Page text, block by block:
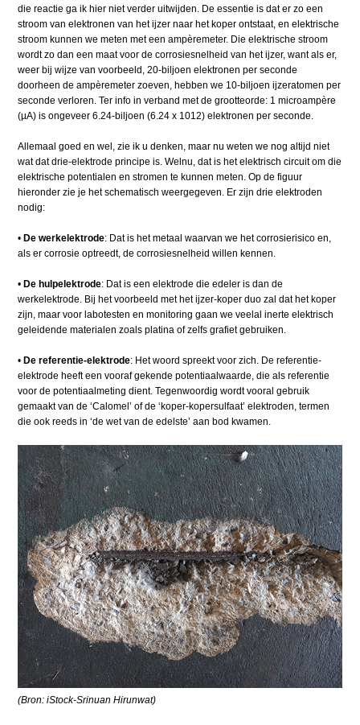
die reactie ga ik hier niet verder uitwijden. De essentie is dat er zo een
stroom van elektronen van het ijzer naar het koper ontstaat, en elektrische
stroom kunnen we meten met een ampèremeter. Die elektrische stroom
wordt zo dan een maat voor de corrosiesnelheid van het ijzer, want als er,
weer bij wijze van voorbeeld, 20-biljoen elektronen per seconde
doorheen de ampèremeter zoeven, hebben we 10-biljoen ijzeratomen per
seconde verloren. Ter info in verband met de grootteorde: 1 microampère
(µA) is ongeveer 6.24-biljoen (6.24 x 1012) elektronen per seconde.
Allemaal goed en wel, zie ik u denken, maar nu weten we nog altijd niet
wat dat drie-elektrode principe is. Welnu, dat is het elektrisch circuit om die
elektrische potentialen en stromen te kunnen meten. Op de figuur
hieronder zie je het schematisch weergegeven. Er zijn drie elektroden
nodig:
•​De werkelektrode: Dat is het metaal waarvan we het corrosierisico en,
als er corrosie optreedt, de corrosiesnelheid willen kennen.
•​De hulpelektrode: Dat is een elektrode die edeler is dan de
werkelektrode. Bij het voorbeeld met het ijzer-koper duo zal dat het koper
zijn, maar voor labotesten en monitoring gaan we veelal inerte elektrisch
geleidende materialen zoals platina of zelfs grafiet gebruiken.
•​De referentie-elektrode: Het woord spreekt voor zich. De referentie-
elektrode heeft een vooraf gekende potentiaalwaarde, die als referentie
voor de potentiaalmeting dient. Tegenwoordig wordt vooral gebruik
gemaakt van de ‘Calomel’ of de ‘koper-kopersulfaat’ elektroden, termen
die ook reeds in ‘de wet van de edelste’ aan bod kwamen.
(Bron: iStock-Srinuan Hirunwat)